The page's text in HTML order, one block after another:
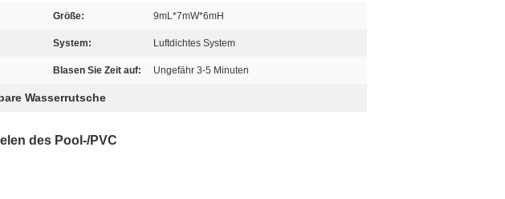
Größe: 9mL*7mW*6mH
System: Luftdichtes System
Blasen Sie Zeit auf: Ungefähr 3-5 Minuten
Wasserrutsche
des Pool-/PVC